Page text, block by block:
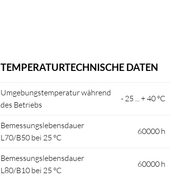
TEMPERATURTECHNISCHE DATEN
Umgebungstemperatur während
des Betriebs
- 25 ... + 40 °C
Bemessungslebensdauer
L70/B50 bei 25 °C
60000 h
Bemessungslebensdauer
L80/B10 bei 25 °C
60000 h